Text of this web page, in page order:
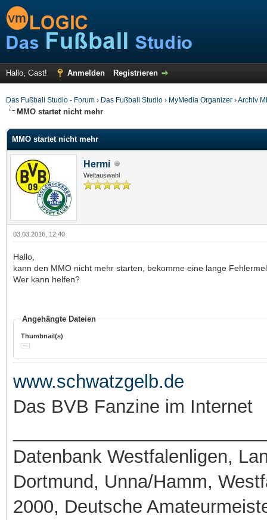
Hallo, Gast! Anmelden Registrieren
Das Fußball Studio - Forum › Das Fußball Studio › MyMedia Organizer ›Archiv
MMO startet nicht mehr
MMO startet nicht mehr
Hermi
Weltauswahl
03.03.2016, 12:40
Hallo,
kann den MMO nicht mehr starten, bekomme eine lange
Wer kann helfen?
Angehängte Dateien
Thumbnail(s)
www.schwatzgelb.de
Das BVB Fanzine im Internet
Datenbank Westfalenligen,
Dortmund, Unna/Hamm,
2000, Deutsche